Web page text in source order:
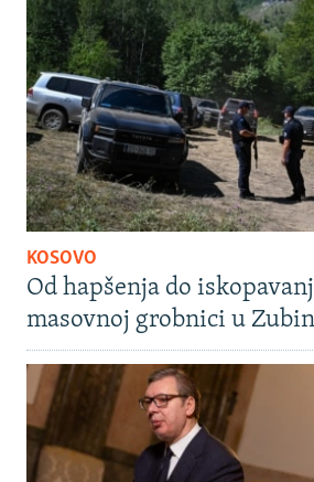
KOSOVO
Od hapšenja do
masovnoj grobnici u